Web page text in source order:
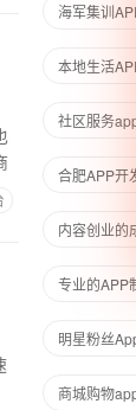
海军集训
本地生活
社区服务app
合肥APP开
内容创业的
专业的APP
明星粉丝
商城购物